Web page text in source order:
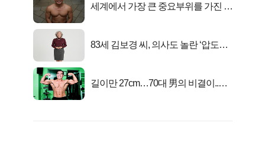
세계에서 가장 큰 중요부위를 가진 남
83세 김보경 씨, 의사도 놀란 ‘압도적
길이만 27cm…70대 男의 비결이..충